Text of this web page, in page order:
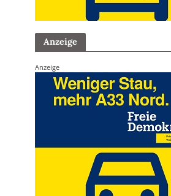
Anzeige
Anzeige